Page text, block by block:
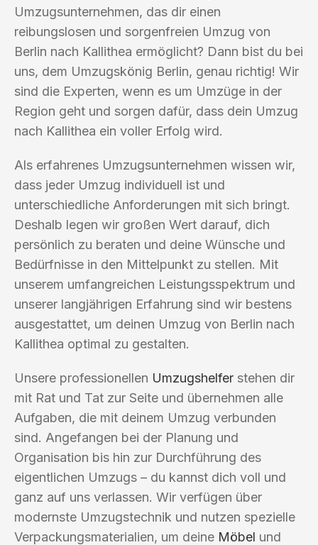
Umzugsunternehmen, das dir einen
reibungslosen und sorgenfreien Umzug von
Berlin nach Kallithea ermöglicht? Dann bist du bei
uns, dem Umzugskönig Berlin, genau richtig! Wir
sind die Experten, wenn es um Umzüge in der
Region geht und sorgen dafür, dass dein Umzug
nach Kallithea ein voller Erfolg wird.
Als erfahrenes Umzugsunternehmen wissen wir,
dass jeder Umzug individuell ist und
unterschiedliche Anforderungen mit sich bringt.
Deshalb legen wir großen Wert darauf, dich
persönlich zu beraten und deine Wünsche und
Bedürfnisse in den Mittelpunkt zu stellen. Mit
unserem umfangreichen Leistungsspektrum und
unserer langjährigen Erfahrung sind wir bestens
ausgestattet, um deinen Umzug von Berlin nach
Kallithea optimal zu gestalten.
Unsere professionellen Umzugshelfer stehen dir
mit Rat und Tat zur Seite und übernehmen alle
Aufgaben, die mit deinem Umzug verbunden
sind. Angefangen bei der Planung und
Organisation bis hin zur Durchführung des
eigentlichen Umzugs – du kannst dich voll und
ganz auf uns verlassen. Wir verfügen über
modernste Umzugstechnik und nutzen spezielle
Verpackungsmaterialien, um deine Möbel und